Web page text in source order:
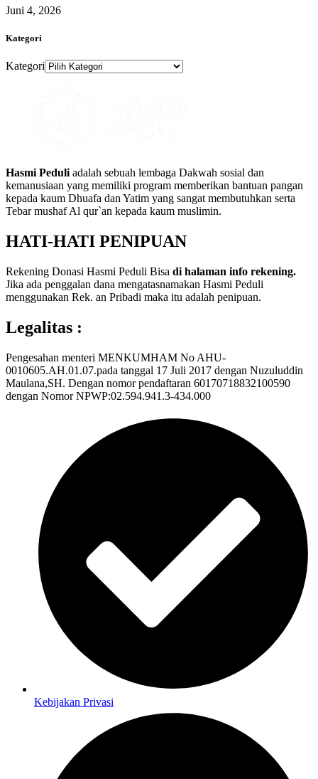
Juni 4, 2026
Kategori
Kategori
Hasmi Peduli adalah sebuah lembaga Dakwah sosial dan
kemanusiaan yang memiliki program memberikan bantuan pangan
kepada kaum Dhuafa dan Yatim yang sangat membutuhkan serta
Tebar mushaf Al qur`an kepada kaum muslimin.
HATI-HATI PENIPUAN
Rekening Donasi Hasmi Peduli Bisa di halaman info rekening.
Jika ada penggalan dana mengatasnamakan Hasmi Peduli
menggunakan Rek. an Pribadi maka itu adalah penipuan.
Legalitas :
Pengesahan menteri MENKUMHAM No AHU-
0010605.AH.01.07.pada tanggal 17 Juli 2017 dengan Nuzuluddin
Maulana,SH. Dengan nomor pendaftaran 60170718832100590
dengan Nomor NPWP:02.594.941.3-434.000
Kebijakan Privasi